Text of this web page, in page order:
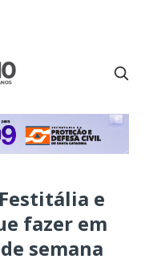
e
fazer em
semana